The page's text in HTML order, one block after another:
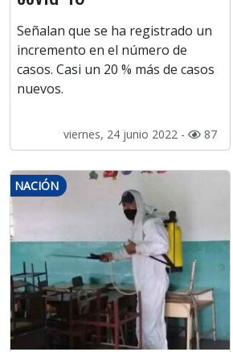
Señalan que se ha registrado un
incremento en el número de
casos. Casi un 20 % más de casos
nuevos.
viernes, 24 junio 2022 - 87
NACIÓN